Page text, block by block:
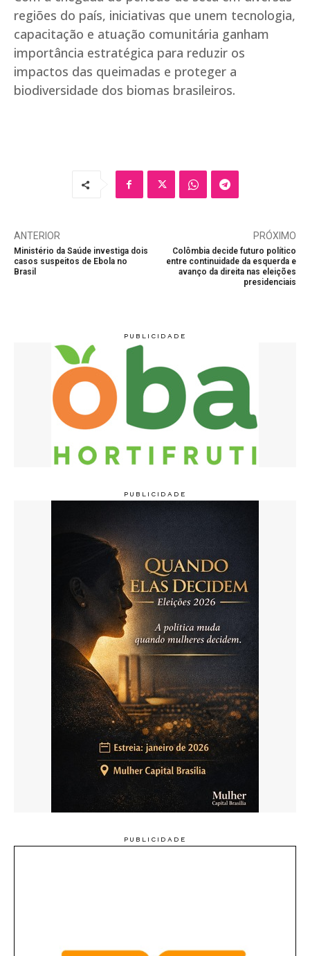
regiões do país, iniciativas que unem tecnologia,
capacitação e atuação comunitária ganham
importância estratégica para reduzir os
impactos das queimadas e proteger a
biodiversidade dos biomas brasileiros.
ANTERIOR
Ministério da Saúde investiga dois
casos suspeitos de Ebola no
Brasil
PRÓXIMO
Colômbia decide futuro político
entre continuidade da esquerda e
avanço da direita nas eleições
presidenciais